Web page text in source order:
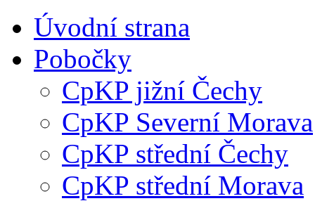
Úvodní strana
Pobočky
CpKP jižní Čechy
CpKP Severní Morava
CpKP střední Čechy
CpKP střední Morava